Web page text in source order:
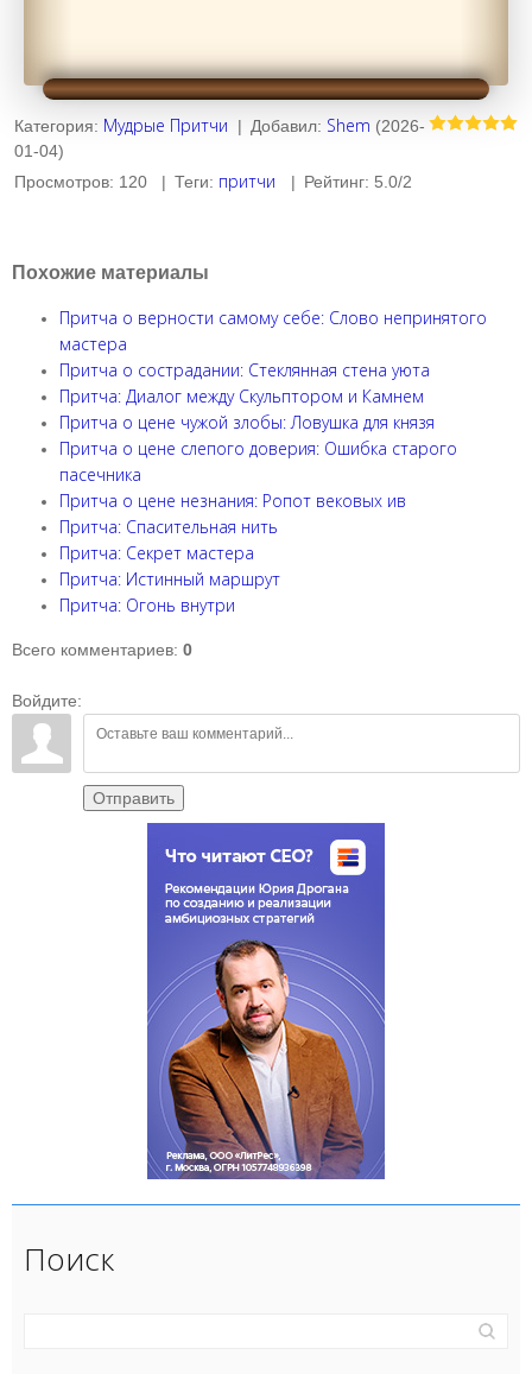
Категория: Мудрые Притчи | Добавил: Shem (2026-
01-04)
Просмотров: 120 | Теги: притчи | Рейтинг: 5.0/2
Похожие материалы
Притча о верности самому себе: Слово непринятого
мастера
Притча о сострадании: Стеклянная стена уюта
Притча: Диалог между Скульптором и Камнем
Притча о цене чужой злобы: Ловушка для князя
Притча о цене слепого доверия: Ошибка старого
пасечника
Притча о цене незнания: Ропот вековых ив
Притча: Спасительная нить
Притча: Секрет мастера
Притча: Истинный маршрут
Притча: Огонь внутри
Всего комментариев: 0
Войдите:
Отправить
Поиск